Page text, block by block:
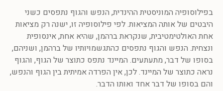
בפילוסופיה המוניסטית ההינדית, הנפש והגוף נתפסים כשני
היבטים של אותה המציאות. לפי פילוסופיה זו, ישנה רק מציאות
אחת האולטימטיבית, שנקראת ברהמן, שהיא אחת, אינסופית
ונצחית. הנפש והגוף נתפסים כהתגשמויותיו של ברהמן, ושניהם,
בסופו של דבר, מתעתעים. המיינד נתפס כתוצר של הגוף, והגוף
נראה כתוצר של המיינד. לכן, אין הפרדה אמיתית בין הגוף והנפש,
והם בסופו של דבר אחד ואותו הדבר.